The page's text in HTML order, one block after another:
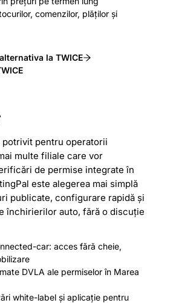
comenzilor, plăților și
la TWICE
potrivit pentru operatorii
multe filiale care vor
de permise integrate în
este alegerea mai simplă
publicate, configurare rapidă și
închirierilor auto, fără o discuție
car: acces fără cheie,
DVLA ale permiselor în Marea
white-label și aplicație pentru